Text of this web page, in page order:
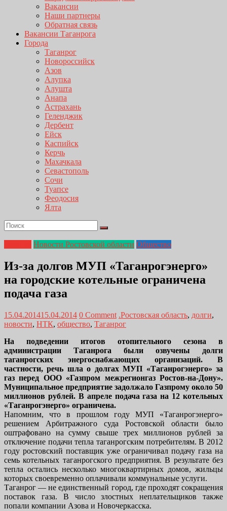
Вакансии
Наши партнеры
Обратная связь
Вакансии Таганрога
Города
Таганрог
Новороссийск
Азов
Алупка
Алушта
Анапа
Астрахань
Геленджик
Дербент
Ейск
Каспийск
Керчь
Махачкала
Севастополь
Сочи
Туапсе
Феодосия
Ялта
Новости Ростовской области Общество
Из-за долгов МУП «Таганрогэнерго»
на городские котельные ограничена
подача газа
15.04.201415.04.2014 0 Comment .Ростовская область, долги,
новости, НТК, общество, Таганрог
На подведении итогов отопительного сезона в
администрации Таганрога были озвучены долги
таганрогских энергоснабжающих организаций. В
частности, речь шла о долгах МУП «Таганрогэнерго» за
газ перед ООО «Газпром межрегионгаз Ростов-на-Дону».
Муниципальное предприятие задолжало Газпрому около 50
миллионов рублей. В апреле подача газа на 12 котельных
«Таганрогэнерго» ограничена.
Напомним, что в прошлом году МУП «Таганрогэнерго»
решением Арбитражного суда Ростовской области было
оштрафовано на сумму свыше трех миллионов рублей за
отключение подачи тепла таганрогским потребителям. В 2012
году ростовский поставщик уже ограничивал подачу газа на
семь котельных таганрогского предприятия. В результате без
тепла остались несколько многоквартирных домов, жильцы
которых своевременно оплачивали коммунальные услуги.
Таганрог — не единственный город, где проходят сокращения
поставок газа. В число злостных неплательщиков также
попали компании Азова и Новочеркасска.